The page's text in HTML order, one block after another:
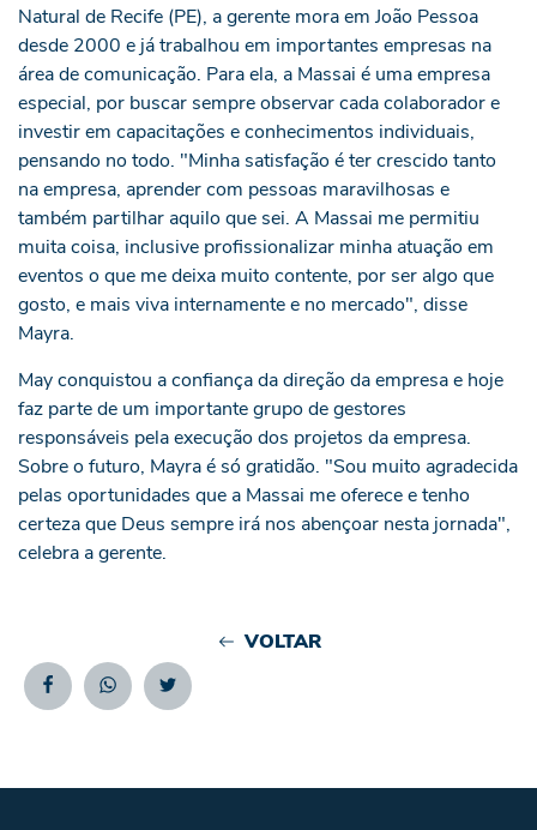
Natural de Recife (PE), a gerente mora em João Pessoa
desde 2000 e já trabalhou em importantes empresas na
área de comunicação. Para ela, a Massai é uma empresa
especial, por buscar sempre observar cada colaborador e
investir em capacitações e conhecimentos individuais,
pensando no todo. "Minha satisfação é ter crescido tanto
na empresa, aprender com pessoas maravilhosas e
também partilhar aquilo que sei. A Massai me permitiu
muita coisa, inclusive profissionalizar minha atuação em
eventos o que me deixa muito contente, por ser algo que
gosto, e mais viva internamente e no mercado", disse
Mayra.
May conquistou a confiança da direção da empresa e hoje
faz parte de um importante grupo de gestores
responsáveis pela execução dos projetos da empresa.
Sobre o futuro, Mayra é só gratidão. "Sou muito agradecida
pelas oportunidades que a Massai me oferece e tenho
certeza que Deus sempre irá nos abençoar nesta jornada",
celebra a gerente.
VOLTAR
FacebookWhatsappTwitter